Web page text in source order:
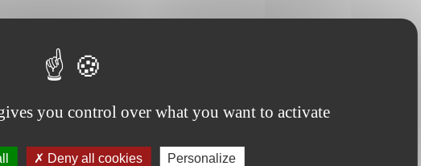
réalisé avec le soutien
FERROUDJI Tahar
l'exploitation d'un réseau
you control over what you want to activate
Deny all cookies Personalize